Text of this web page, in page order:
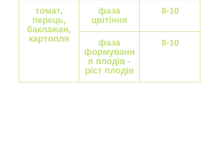
томат,
перець,
баклажан,
картопля
фаза
цвітіння
8-10
фаза
формуванн
я плодів -
ріст плодів
8-10